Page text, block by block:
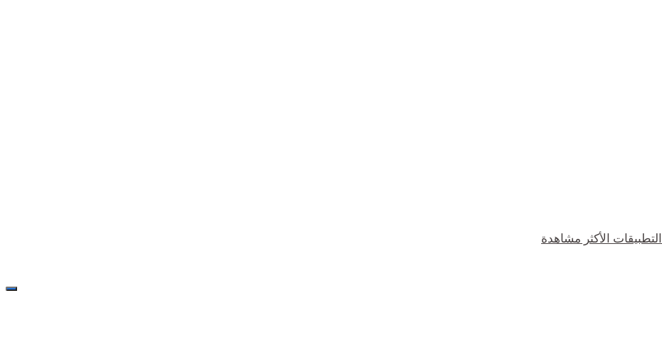
التطبيقات الأكثر مشاهدة